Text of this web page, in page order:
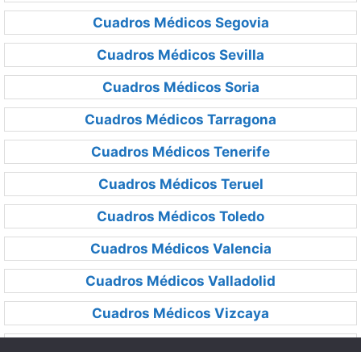
Cuadros Médicos Segovia
Cuadros Médicos Sevilla
Cuadros Médicos Soria
Cuadros Médicos Tarragona
Cuadros Médicos Tenerife
Cuadros Médicos Teruel
Cuadros Médicos Toledo
Cuadros Médicos Valencia
Cuadros Médicos Valladolid
Cuadros Médicos Vizcaya